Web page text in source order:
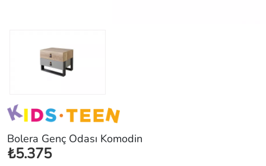
Bolera Genç Odası Komodin
₺5.375